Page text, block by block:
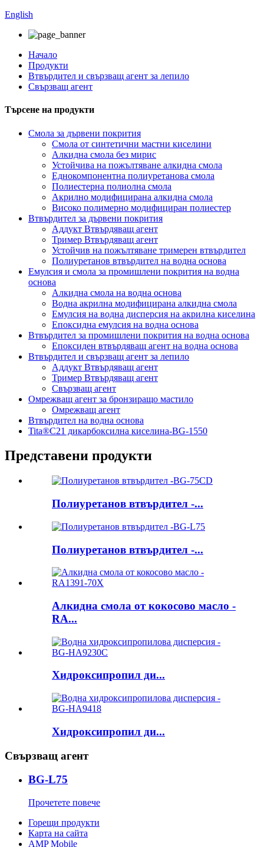
English
Начало
Продукти
Втвърдител и свързващ агент за лепило
Свързващ агент
Търсене на продукти
Смола за дървени покрития
Смола от синтетични мастни киселини
Алкидна смола без мирис
Устойчива на пожълтяване алкидна смола
Еднокомпонентна полиуретанова смола
Полиестерна полиолна смола
Акрилно модифицирана алкидна смола
Високо полимерно модифициран полиестер
Втвърдител за дървени покрития
Аддукт Втвърдяващ агент
Тример Втвърдяващ агент
Устойчив на пожълтяване тримерен втвърдител
Полиуретанов втвърдител на водна основа
Емулсия и смола за промишлени покрития на водна
основа
Алкидна смола на водна основа
Водна акрилна модифицирана алкидна смола
Емулсия на водна дисперсия на акрилна киселина
Епоксидна емулсия на водна основа
Втвърдител за промишлени покрития на водна основа
Епоксиден втвърдяващ агент на водна основа
Втвърдител и свързващ агент за лепило
Аддукт Втвърдяващ агент
Тример Втвърдяващ агент
Свързващ агент
Омрежващ агент за бронзиращо мастило
Омрежващ агент
Втвърдител на водна основа
Tita®C21 дикарбоксилна киселина-BG-1550
Представени продукти
Полиуретанов втвърдител -...
Полиуретанов втвърдител -...
Алкидна смола от кокосово масло -
RA...
Хидроксипропил ди...
Хидроксипропил ди...
Свързващ агент
BG-L75
Прочетете повече
Горещи продукти
Карта на сайта
AMP Mobile